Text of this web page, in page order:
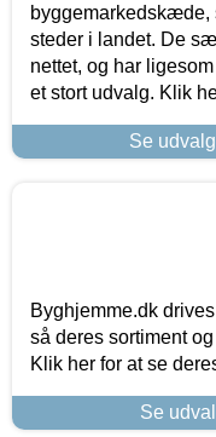
byggemarkedskæde,
steder i landet. De
nettet, og har
et stort udvalg. Klik
Se
Byghjemme.dk
så deres sortiment
Klik her for at se
Se